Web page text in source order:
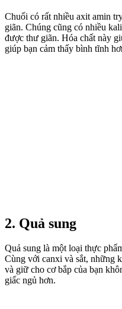
Chuối có rất nhiều axit amin
giãn. Chúng cũng có nhiều
được thư giãn. Hóa chất này
giúp bạn cảm thấy bình tĩnh
2. Quả sung
Quả sung là một loại thực
Cùng với canxi và sắt, những
và giữ cho cơ bắp của bạn
giấc ngủ hơn.